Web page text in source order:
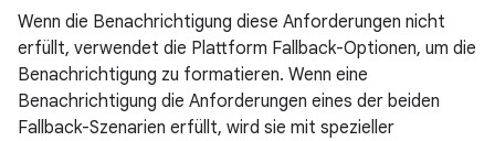
Wenn die Benachrichtigung diese Anforderungen nicht
erfüllt, verwendet die Plattform Fallback-Optionen, um die
Benachrichtigung zu formatieren. Wenn eine
Benachrichtigung die Anforderungen eines der beiden
Fallback-Szenarien erfüllt, wird sie mit spezieller